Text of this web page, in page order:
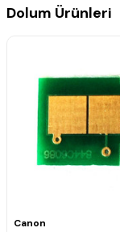
Dolum Ürünleri
Canon